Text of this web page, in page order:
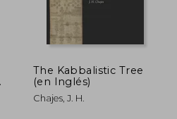
The Kabbalistic Tree
(en Inglés)
Chajes, J. H.